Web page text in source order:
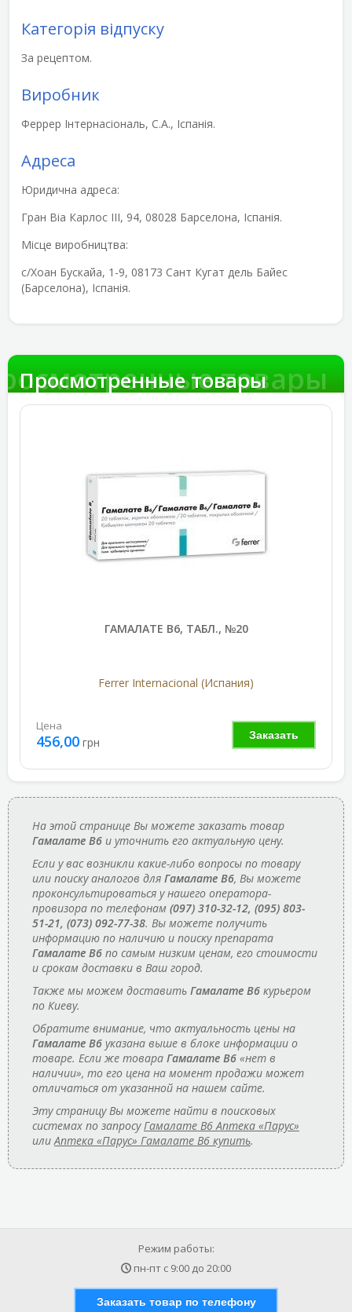
Категорія відпуску
За рецептом.
Виробник
Феррер Інтернасіональ, С.А., Іспанія.
Адреса
Юридична адреса:
Гран Віа Карлос III, 94, 08028 Барселона, Іспанія.
Місце виробництва:
с/Хоан Бускайа, 1-9, 08173 Сант Кугат дель Байес
(Барселона), Іспанія.
товары
Просмотренные товары
ГАМАЛАТЕ В6, ТАБЛ., №20
Ferrer Internacional (Испания)
Заказать
Цена
456,00 грн
На этой странице Вы можете заказать товар
Гамалате В6 и уточнить его актуальную цену.
Если у вас возникли какие-либо вопросы по товару
или поиску аналогов для Гамалате В6, Вы можете
проконсультироваться у нашего оператора-
провизора по телефонам (097) 310-32-12, (095) 803-
51-21, (073) 092-77-38. Вы можете получить
информацию по наличию и поиску препарата
Гамалате В6 по самым низким ценам, его стоимости
и срокам доставки в Ваш город.
Также мы можем доставить Гамалате В6 курьером
по Киеву.
Обратите внимание, что актуальность цены на
Гамалате В6 указана выше в блоке информации о
товаре. Если же товара Гамалате В6 «нет в
наличии», то его цена на момент продажи может
отличаться от указанной на нашем сайте.
Эту страницу Вы можете найти в поисковых
системах по запросуГамалате В6 Аптека «Парус»
илиАптека «Парус» Гамалате В6 купить.
Режим работы:
пн-пт с 9:00 до 20:00
Заказать товар по телефону